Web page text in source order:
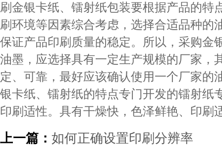
刷金银卡纸、镭射纸包装要根据产品的特
刷环境等因素综合考虑，选择合适品种的
保证产品印刷质量的稳定。所以，采购金
油墨，应选择具有一定生产规模的厂家，
定、可靠，最好应该确认使用一个厂家的
银卡纸、镭射纸的特点专门开发的镭射纸
印刷适性。具有干燥快，色泽鲜艳、印刷
上一篇： 如何正确设置印刷分辨率